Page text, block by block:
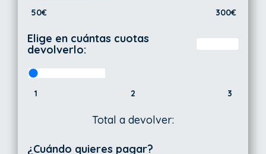
50€ 300€
Elige en cuántas cuotas
devolverlo:
1 2 3
Total a devolver:
¿Cuándo quieres pagar?